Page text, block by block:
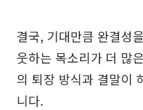
결국, 기대만큼 완결성
웃하는 목소리가 더 많
의 퇴장 방식과 결말이
니다.